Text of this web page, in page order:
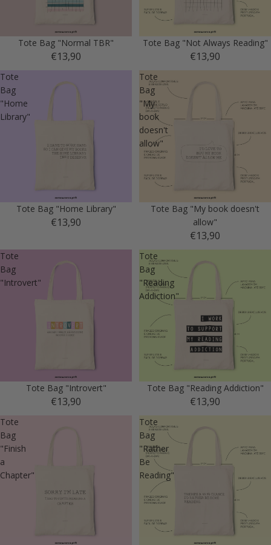
Tote Bag "Normal TBR"
€13,90
Tote Bag "Not Always Reading"
€13,90
Tote
Bag
"Home
Library"
Tote Bag "Home Library"
€13,90
Tote
Bag
"My
book
doesn't
allow"
Tote Bag "My book doesn't
allow"
€13,90
Tote
Bag
"Introvert"
Tote Bag "Introvert"
€13,90
Tote
Bag
"Reading
Addiction"
Tote Bag "Reading Addiction"
€13,90
Tote
Bag
"Finish
a
Chapter"
Tote
Bag
"Rather
Be
Reading"